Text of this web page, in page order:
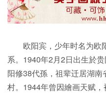
欧阳宾，少年时名为欧
系。1940年2月2日出生於
阳修38代孫，祖辈迁居湖
村。1944年曾因繪画天赋